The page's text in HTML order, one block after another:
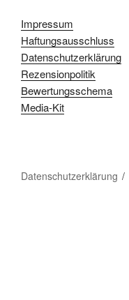
Impressum
Haftungsausschluss
Datenschutzerklärung
Rezensionpolitik
Bewertungsschema
Media-Kit
Datenschutzerklärung